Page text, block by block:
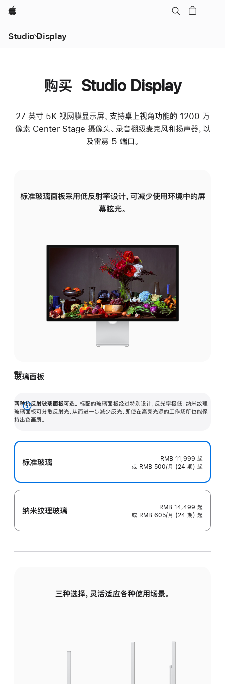
Apple
Studio Display
购买 Studio Display
27 英寸 5K 视网膜显示屏、支持桌上视角功能的 1200 万
像素 Center Stage 摄像头、录音棚级麦克风和扬声器，以
及雷雳 5 端口。
标准玻璃面板采用低反射率设计，可减少使用环境中的屏
幕眩光。
玻璃面板
两种抗反射玻璃面板可选。 标配的玻璃面板经过特别设计，反光率极低。纳米纹理
玻璃面板可分散反射光，从而进一步减少反光，即使在高亮光源的工作场所也能保
持出色画质。
展
开
标准玻璃 RMB 11,999 起
或 RMB 500/月 (24 期) 起
纳米纹理玻璃 RMB 14,499 起
或 RMB 605/月 (24 期) 起
三种选择，灵活适应各种使用场景。